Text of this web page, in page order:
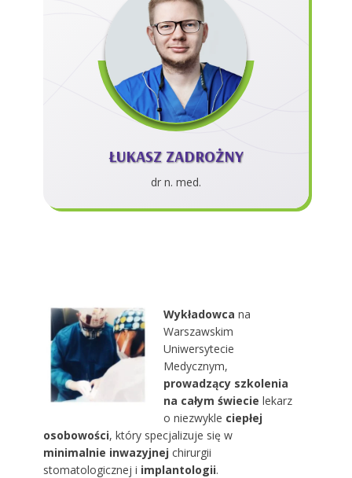
ŁUKASZ ZADROŻNY
dr n. med.
Wykładowca na
Warszawskim
Uniwersytecie
Medycznym,
prowadzący szkolenia
na całym świecie lekarz
o niezwykle ciepłej
osobowości, który specjalizuje się w
minimalnie inwazyjnejchirurgii
stomatologicznej i implantologii.